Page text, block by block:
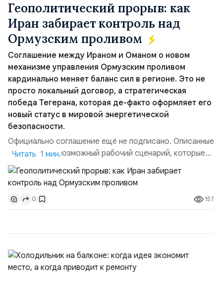
Геополитический прорыв: как
Иран забирает контроль над
Ормузским проливом
Соглашение между Ираном и Оманом о новом
механизме управления Ормузским проливом
кардинально меняет баланс сил в регионе. Это не
просто локальный договор, а стратегическая
победа Тегерана, которая де-факто оформляет его
новый статус в мировой энергетической
безопасности.
Официально соглашение ещё не подписано. Описанные
пункты — это возможный рабочий сценарий, которые
скорее всего будут реализованы.Разбираем ключевые
тезисы и последствия этого соглашения:. 1. Новые
доли контроля (75 на 25). Было: Ранее Иран и Оман
контролировали пролив на паритетных началах —
50/50. Стало: Новое соглашение закрепляет за
Читать 1 мин.
0 157